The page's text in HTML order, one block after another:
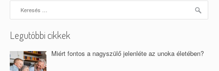
Legutóbbi cikkek
Miért fontos a nagyszülő jelenléte az unoka életében?